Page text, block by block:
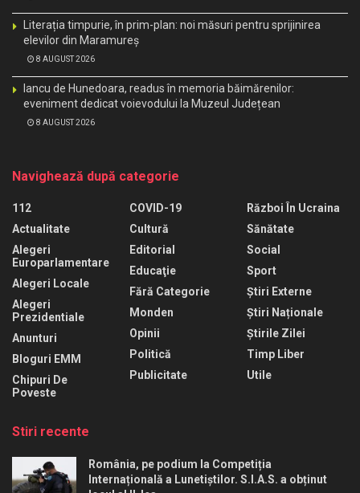
Literația timpurie, în prim-plan: noi măsuri pentru sprijinirea
elevilor din Maramureș
8 AUGUST 2026
Iancu de Hunedoara, readus în memoria băimărenilor:
eveniment dedicat voievodului la Muzeul Județean
8 AUGUST 2026
Navighează după categorie
112
Actualitate
Alegeri
Europarlamentare
Alegeri Locale
Alegeri
Prezidentiale
Anunturi
Bloguri EMM
Chipuri De
Poveste
COVID-19
Cultură
Editorial
Educaţie
Fără Categorie
Monden
Opinii
Politică
Publicitate
Război În Ucraina
Sănătate
Social
Sport
Știri Externe
Știri Naționale
Știrile Zilei
Timp Liber
Utile
Stiri recente
România, pe podium la Competiția
Internațională a Lunetiștilor. S.I.A.S. a obținut